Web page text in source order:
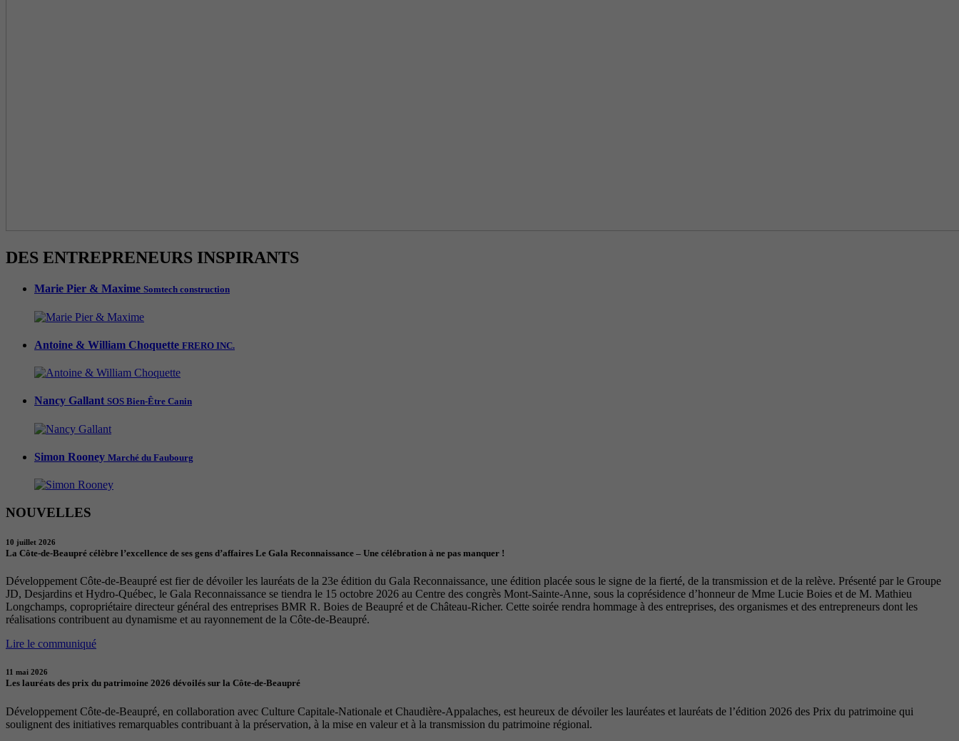
DES ENTREPRENEURS INSPIRANTS
Marie Pier & Maxime Somtech construction
Antoine & William Choquette FRERO INC.
Nancy Gallant SOS Bien-Être Canin
Simon Rooney Marché du Faubourg
NOUVELLES
10 juillet 2026
La Côte-de-Beaupré célèbre l’excellence de ses gens d’affaires Le Gala Reconnaissance – Une célébration à ne pas manquer !
Développement Côte-de-Beaupré est fier de dévoiler les lauréats de la 23e édition du Gala Reconnaissance, une édition placée sous le signe de la fierté, de la transmission et de la relève. Présenté par le Groupe
JD, Desjardins et Hydro-Québec, le Gala Reconnaissance se tiendra le 15 octobre 2026 au Centre des congrès Mont-Sainte-Anne, sous la coprésidence d’honneur de Mme Lucie Boies et de M. Mathieu
Longchamps, copropriétaire directeur général des entreprises BMR R. Boies de Beaupré et de Château-Richer. Cette soirée rendra hommage à des entreprises, des organismes et des entrepreneurs dont les
réalisations contribuent au dynamisme et au rayonnement de la Côte-de-Beaupré.
Lire le communiqué
11 mai 2026
Les lauréats des prix du patrimoine 2026 dévoilés sur la Côte-de-Beaupré
Développement Côte-de-Beaupré, en collaboration avec Culture Capitale-Nationale et Chaudière-Appalaches, est heureux de dévoiler les lauréates et lauréats de l’édition 2026 des Prix du patrimoine qui
soulignent des initiatives remarquables contribuant à la préservation, à la mise en valeur et à la transmission du patrimoine régional.